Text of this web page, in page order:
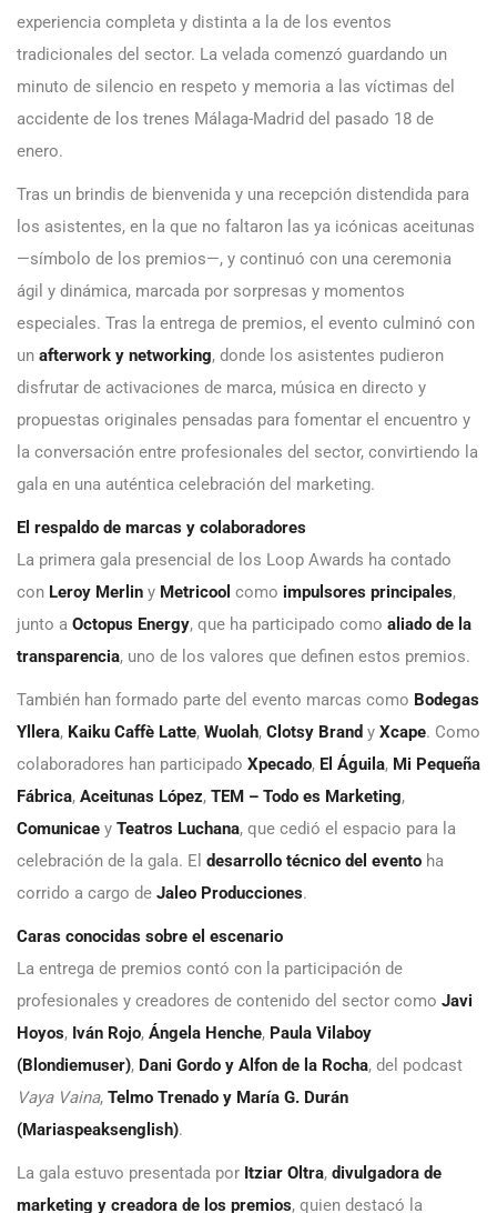
experiencia completa y distinta a la de los eventos
tradicionales del sector. La velada comenzó guardando un
minuto de silencio en respeto y memoria a las víctimas del
accidente de los trenes Málaga-Madrid del pasado 18 de
enero.
Tras un brindis de bienvenida y una recepción distendida para
los asistentes, en la que no faltaron las ya icónicas aceitunas
—símbolo de los premios—, y continuó con una ceremonia
ágil y dinámica, marcada por sorpresas y momentos
especiales. Tras la entrega de premios, el evento culminó con
un afterwork y networking, donde los asistentes pudieron
disfrutar de activaciones de marca, música en directo y
propuestas originales pensadas para fomentar el encuentro y
la conversación entre profesionales del sector, convirtiendo la
gala en una auténtica celebración del marketing.
El respaldo de marcas y colaboradores
La primera gala presencial de los Loop Awards ha contado
con Leroy Merlin y Metricool como impulsores principales,
junto a Octopus Energy, que ha participado como aliado de la
transparencia, uno de los valores que definen estos premios.
También han formado parte del evento marcas como Bodegas
Yllera, Kaiku Caffè Latte, Wuolah, Clotsy Brand y Xcape. Como
colaboradores han participado Xpecado, El Águila, Mi Pequeña
Fábrica, Aceitunas López, TEM – Todo es Marketing,
Comunicae y Teatros Luchana, que cedió el espacio para la
celebración de la gala. El desarrollo técnico del evento ha
corrido a cargo de Jaleo Producciones.
Caras conocidas sobre el escenario
La entrega de premios contó con la participación de
profesionales y creadores de contenido del sector como Javi
Hoyos, Iván Rojo, Ángela Henche, Paula Vilaboy
(Blondiemuser), Dani Gordo y Alfon de la Rocha, del podcast
Vaya Vaina, Telmo Trenado y María G. Durán
(Mariaspeaksenglish).
La gala estuvo presentada por Itziar Oltra, divulgadora de
marketing y creadora de los premios, quien destacó la